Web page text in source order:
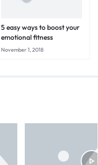
5 easy ways to boost your
emotional fitness
November 1, 2018